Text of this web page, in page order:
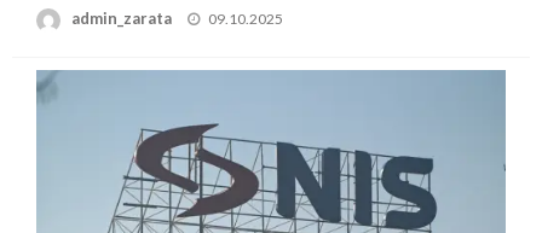
admin_zarata
Posted
09.10.2025